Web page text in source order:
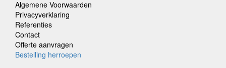
Algemene Voorwaarden
Privacyverklaring
Referenties
Contact
Offerte aanvragen
Bestelling herroepen